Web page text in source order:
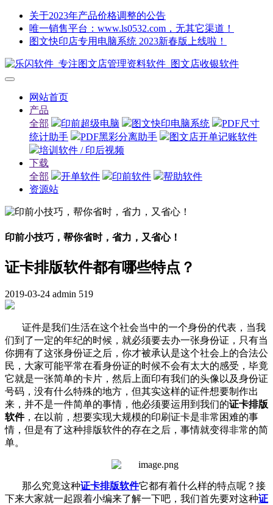
关于2023年产品价格调整的公告
唯一销售平台：www.ls0532.com，无其它渠道！
图文快印店专用电脑系统 2023新春版上线啦！
网站首页
产品
全部
印前超级电脑 图文快印电脑系统
PDF尺寸
统计助手
PDF黑彩分离助手
图文店开单记账软件
培训软件 / 印后视频
下载
全部
开单软件 印前软件
帮助软件
资源站
印前小技巧，帮你省时，省力，又省心！
证卡排版软件都有哪些特点？
2019-03-24 admin 519
证件是我们生活在这个社会当中的一个身份的代表，当我
们到了一定的年纪的时候，就必须要去办一张身份证，只有当
你拥有了这张身份证之后，你才被承认是这个社会上的合法公
民，大家可能平常在看身份证的时候不会有太大的感受，毕竟
它就是一张简单的卡片，然后上面印有我们的头像以及身份证
号码，没有什么特殊的地方，但其实这样的证件想要制作出
来，并不是一件简单的事情，他必须要运用到我们的证卡排版
软件，在以前，想要实现大规模的印刷证卡是非常困难的事
情，但是有了这种排版软件的存在之后，事情就变得非常的简
单。
那么究竟这种证卡排版软件它都有着什么样的特点呢？接
下来大家就一起跟着小编来了解一下吧，我们首先要对这种证